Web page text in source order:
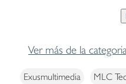
Ver más de la
Exusmultimedia MLC